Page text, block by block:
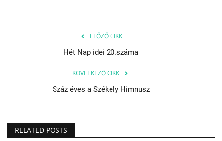
ELŐZŐ CIKK
Hét Nap idei 20.száma
KÖVETKEZŐ CIKK
Száz éves a Székely Himnusz
RELATED POSTS